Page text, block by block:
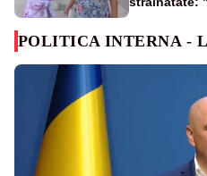
POLITICA INTERNA -